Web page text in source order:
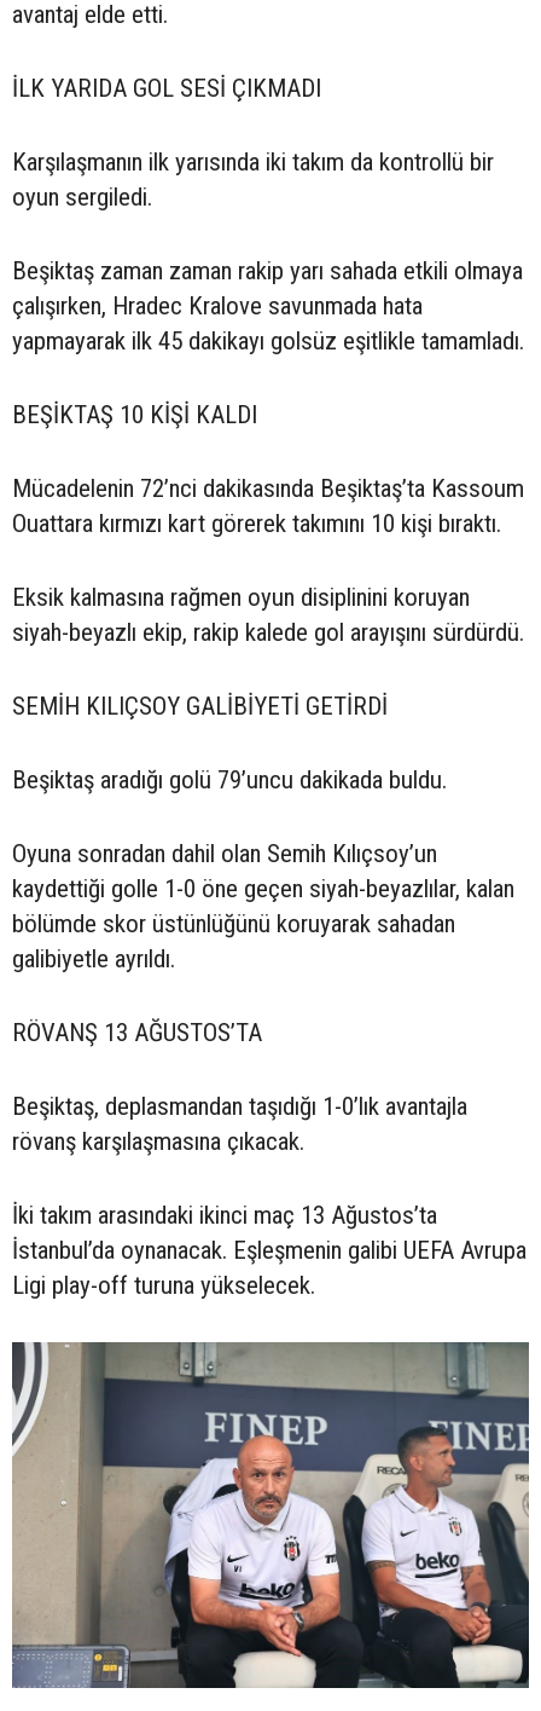
avantaj elde etti.
İLK YARIDA GOL SESİ ÇIKMADI
Karşılaşmanın ilk yarısında iki takım da kontrollü bir
oyun sergiledi.
Beşiktaş zaman zaman rakip yarı sahada etkili olmaya
çalışırken, Hradec Kralove savunmada hata
yapmayarak ilk 45 dakikayı golsüz eşitlikle tamamladı.
BEŞİKTAŞ 10 KİŞİ KALDI
Mücadelenin 72’nci dakikasında Beşiktaş’ta Kassoum
Ouattara kırmızı kart görerek takımını 10 kişi bıraktı.
Eksik kalmasına rağmen oyun disiplinini koruyan
siyah-beyazlı ekip, rakip kalede gol arayışını sürdürdü.
SEMİH KILIÇSOY GALİBİYETİ GETİRDİ
Beşiktaş aradığı golü 79’uncu dakikada buldu.
Oyuna sonradan dahil olan Semih Kılıçsoy’un
kaydettiği golle 1-0 öne geçen siyah-beyazlılar, kalan
bölümde skor üstünlüğünü koruyarak sahadan
galibiyetle ayrıldı.
RÖVANŞ 13 AĞUSTOS’TA
Beşiktaş, deplasmandan taşıdığı 1-0’lık avantajla
rövanş karşılaşmasına çıkacak.
İki takım arasındaki ikinci maç 13 Ağustos’ta
İstanbul’da oynanacak. Eşleşmenin galibi UEFA Avrupa
Ligi play-off turuna yükselecek.